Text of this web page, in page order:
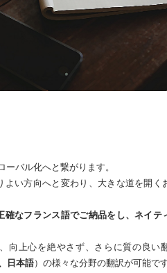
バル化へと繋がります。
よい方向へと変わり、大きな道を開く
確なフランス語でご納品をし、ネイテ
向上心を絶やさず、さらに質の良い
日本語）の様々な分野の翻訳が可能です